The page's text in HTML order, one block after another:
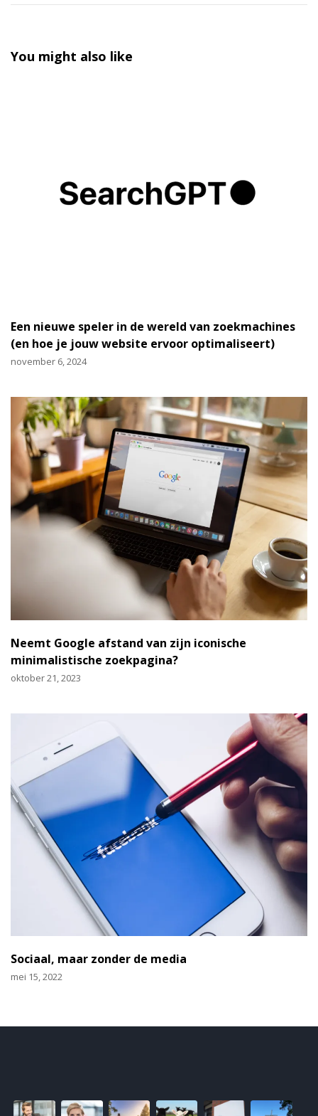
You might also like
Een nieuwe speler in de wereld van zoekmachines
(en hoe je jouw website ervoor optimaliseert)
november 6, 2024
Neemt Google afstand van zijn iconische
minimalistische zoekpagina?
oktober 21, 2023
Sociaal, maar zonder de media
mei 15, 2022